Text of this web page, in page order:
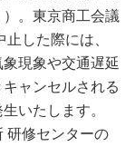
。東京商工会議
した際には、
現象や交通遅延
ャンセルされる
いたします。
研修センターの